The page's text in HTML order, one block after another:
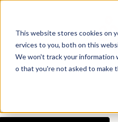
This website stores cookies on
ervices to you, both on this
We won't track your information
o that you're not asked to make